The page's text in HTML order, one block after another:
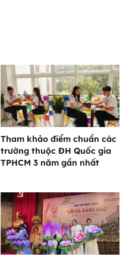
Tham khảo điểm chuẩn các
trường thuộc ĐH Quốc gia
TPHCM 3 năm gần nhất